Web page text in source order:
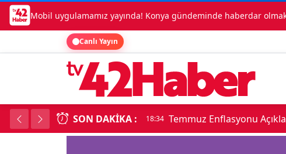
Mobil uygulamamız yayında! Konya gündeminde haberdar
Canlı Yayın
SON DAKIKA : 18:34 Temmuz Enflasyonu